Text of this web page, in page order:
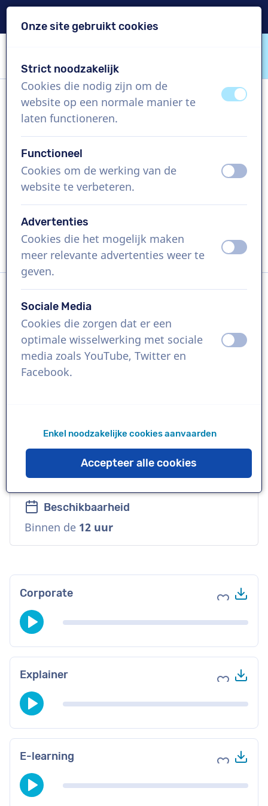
VoiceProductions
Saundi
Vrouw, Verenigde Staten
US$ 369,95
excl. BTW
Bedrijfsfilm , 1 - 250 woorden
Vraag een custom demo aan
Taal
Engels (Amerikaans)
Referenties
Stem
Opvallend, Vertrouwd, Natuurlijk, Zacht,
Zakelijk
Beschikbaarheid
Binnen de 12 uur
Corporate Voeg toe
Explainer Voeg toe
E-learning Voeg toe
Onze site gebruikt cookies
Strict noodzakelijk
Cookies die nodig zijn om de
website op een normale manier te
laten functioneren.
uitaan
Functioneel
Cookies om de werking van de
website te verbeteren.
uit aan
Advertenties
Cookies die het mogelijk maken
meer relevante advertenties weer te
geven.
uit aan
Sociale Media
Cookies die zorgen dat er een
optimale wisselwerking met sociale
media zoals YouTube, Twitter en
Facebook.
uit aan
Enkel noodzakelijke cookies aanvaarden
Accepteer alle cookies